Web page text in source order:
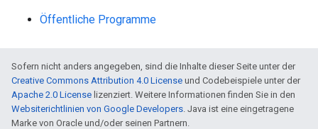
Öffentliche Programme
Sofern nicht anders angegeben, sind die Inhalte dieser Seite unter der
Creative Commons Attribution 4.0 License und Codebeispiele unter der
Apache 2.0 License lizenziert. Weitere Informationen finden Sie in den
Websiterichtlinien von Google Developers. Java ist eine eingetragene
Marke von Oracle und/oder seinen Partnern.